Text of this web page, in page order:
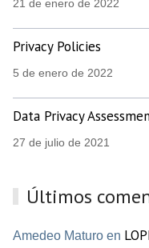
21 de enero de 2022
Privacy Policies
5 de enero de 2022
Data Privacy
27 de julio de 2021
Últimos
Amedeo Maturo en